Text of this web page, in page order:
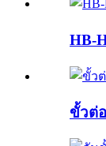
HB-
ขั้วต่